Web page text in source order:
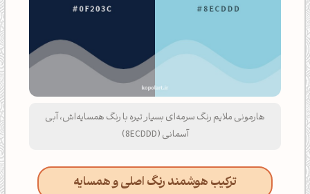
هارمونی ملایم رنگ سرمه‌ای بسیار تیره با رنگ همسایه‌اش، آبی
آسمانی (8ECDDD)
ترکیب هوشمند رنگ اصلی و همسایه